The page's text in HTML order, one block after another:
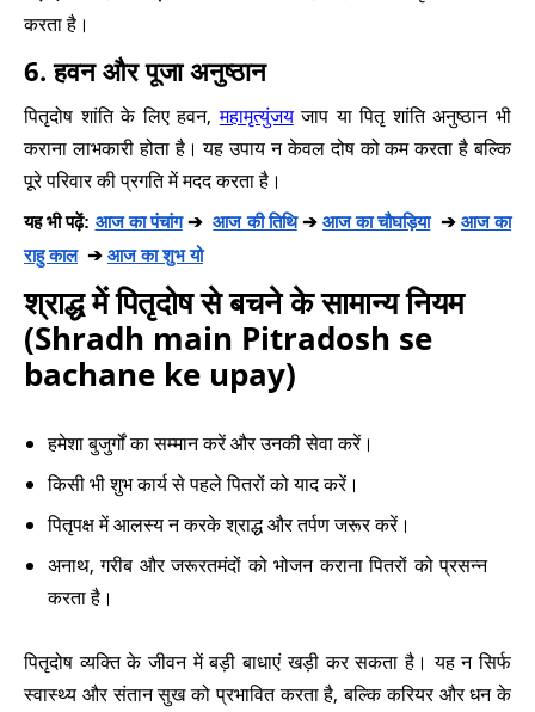
करता है।
6. हवन और पूजा अनुष्ठान
पितृदोष शांति के लिए हवन,महामृत्युंजयजाप या पितृ शांति अनुष्ठान भी
कराना लाभकारी होता है। यह उपाय न केवल दोष को कम करता है बल्कि
पूरे परिवार की प्रगति में मदद करता है।
यह भी पढ़ें: आज का पंचांग➔ आज की तिथि➔ आज का चौघड़िया➔ आज का
राहु काल➔ आज का शुभ यो
श्राद्ध में पितृदोष से बचने के सामान्य नियम
(Shradh main Pitradosh se
bachane ke upay)
हमेशा बुजुर्गों का सम्मान करें और उनकी सेवा करें।
किसी भी शुभ कार्य से पहले पितरों को याद करें।
पितृपक्ष में आलस्य न करके श्राद्ध और तर्पण जरूर करें।
अनाथ, गरीब और जरूरतमंदों को भोजन कराना पितरों को प्रसन्न
करता है।
पितृदोष व्यक्ति के जीवन में बड़ी बाधाएं खड़ी कर सकता है। यह न सिर्फ
स्वास्थ्य और संतान सुख को प्रभावित करता है, बल्कि करियर और धन के